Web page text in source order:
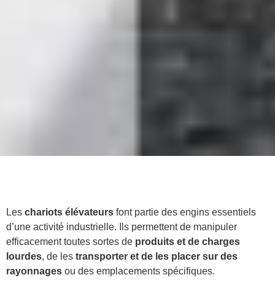
Les chariots élévateurs font partie des engins essentiels
d’une activité industrielle. Ils permettent de manipuler
efficacement toutes sortes de produits et de charges
lourdes, de les transporter et de les placer sur des
rayonnages ou des emplacements spécifiques.